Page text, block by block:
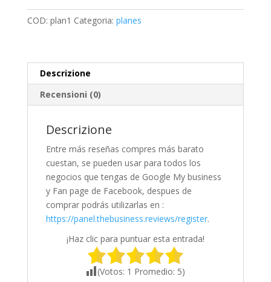
Facebook
quantità
COD: plan1 Categoria: planes
Descrizione
Recensioni (0)
Descrizione
Entre más reseñas compres más barato
cuestan, se pueden usar para todos los
negocios que tengas de Google My business
y Fan page de Facebook, despues de
comprar podrás utilizarlas en :
https://panel.thebusiness.reviews/register.
¡Haz clic para puntuar esta entrada!
(Votos: 1 Promedio: 5)